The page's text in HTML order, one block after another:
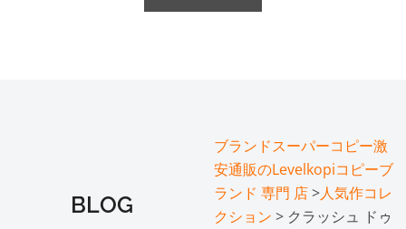
BLOG
ブランドスーパーコピー激
安通販のLevelkopiコピーブ
ランド 専門 店>人気作コレ
クション > クラッシュ ドゥ